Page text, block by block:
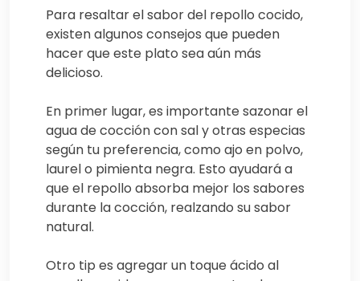
Para resaltar el sabor del repollo cocido,
existen algunos consejos que pueden
hacer que este plato sea aún más
delicioso.
En primer lugar, es importante sazonar el
agua de cocción con sal y otras especias
según tu preferencia, como ajo en polvo,
laurel o pimienta negra. Esto ayudará a
que el repollo absorba mejor los sabores
durante la cocción, realzando su sabor
natural.
Otro tip es agregar un toque ácido al